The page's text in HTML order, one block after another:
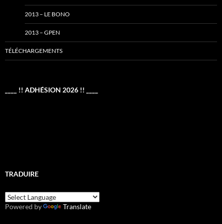
2013 – LE BONO
2013 – GPEN
TÉLÉCHARGEMENTS
____ !! ADHÉSION 2026 !! ____
TRADUIRE
Powered by Translate